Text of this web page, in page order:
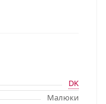
DK
Малюки